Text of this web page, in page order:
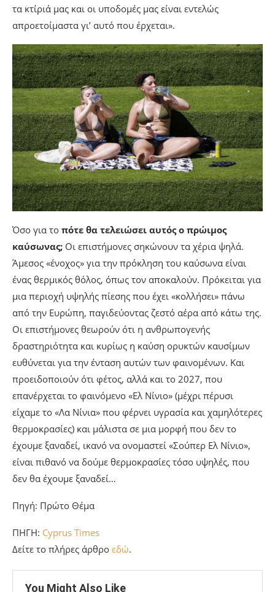
τα κτίριά μας και οι υποδομές μας είναι εντελώς
απροετοίμαστα γι’ αυτό που έρχεται».
Όσο για το πότε θα τελειώσει αυτός ο πρώιμος
καύσωνας; Οι επιστήμονες σηκώνουν τα χέρια ψηλά.
Άμεσος «ένοχος» για την πρόκληση του καύσωνα είναι
ένας θερμικός θόλος, όπως τον αποκαλούν. Πρόκειται για
μια περιοχή υψηλής πίεσης που έχει «κολλήσει» πάνω
από την Ευρώπη, παγιδεύοντας ζεστό αέρα από κάτω της.
Οι επιστήμονες θεωρούν ότι η ανθρωπογενής
δραστηριότητα και κυρίως η καύση ορυκτών καυσίμων
ευθύνεται για την ένταση αυτών των φαινομένων. Και
προειδοποιούν ότι φέτος, αλλά και το 2027, που
επανέρχεται το φαινόμενο «Ελ Νίνιο» (μέχρι πέρυσι
είχαμε το «Λα Νίνια» που φέρνει υγρασία και χαμηλότερες
θερμοκρασίες) και μάλιστα σε μια μορφή που δεν το
έχουμε ξαναδεί, ικανό να ονομαστεί «Σούπερ Ελ Νίνιο»,
είναι πιθανό να δούμε θερμοκρασίες τόσο υψηλές, που
δεν θα έχουμε ξαναδεί…
Πηγή: Πρώτο Θέμα
ΠΗΓΗ: Cyprus Times
Δείτε το πλήρες άρθρο εδώ.
You Might Also Like